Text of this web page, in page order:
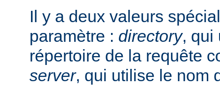
Il y a deux valeurs
paramètre : directory, qui
répertoire de la requête
server, qui utilise le nom